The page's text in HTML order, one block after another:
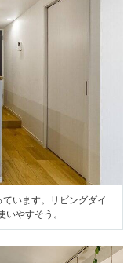
います。リビングダイ
やすそう。